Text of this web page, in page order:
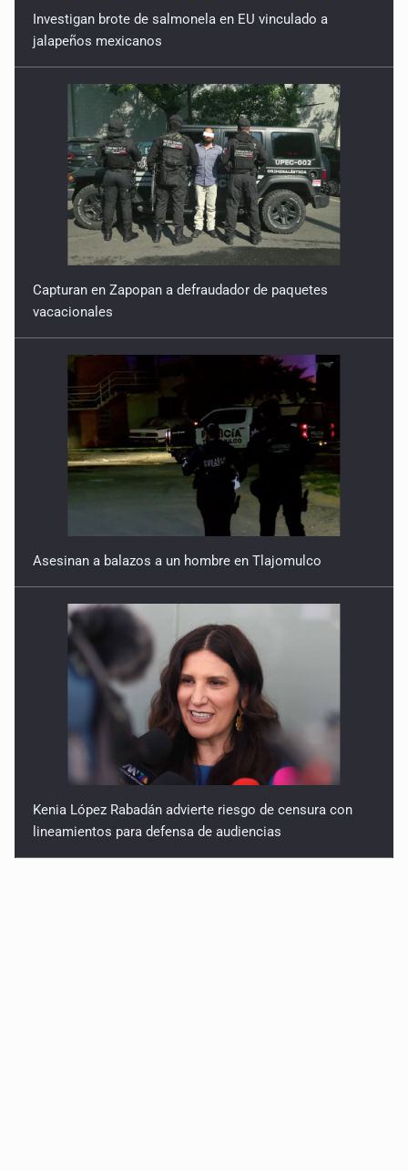
Investigan brote de salmonela en EU vinculado a
jalapeños mexicanos
Capturan en Zapopan a defraudador de paquetes
vacacionales
Asesinan a balazos a un hombre en Tlajomulco
Kenia López Rabadán advierte riesgo de censura con
lineamientos para defensa de audiencias